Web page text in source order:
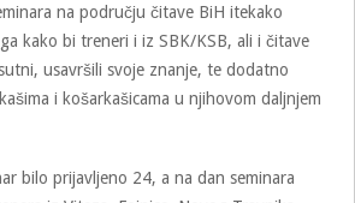
na području čitave BiH itekako
kako bi treneri i iz SBK/KSB, ali i čitave
usavršili svoje znanje, te dodatno
i košarkašicama u njihovom daljnjem
bilo prijavljeno 24, a na dan seminara